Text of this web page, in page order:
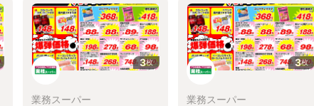
3枚
業務スーパー
3枚
業務スーパー